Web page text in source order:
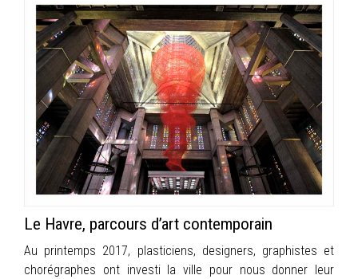
Le Havre, parcours d’art contemporain
Au printemps 2017, plasticiens, designers, graphistes et
chorégraphes ont investi la ville pour nous donner leur